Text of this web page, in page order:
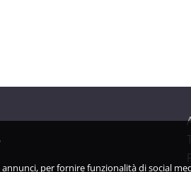
per fornire funzionalità di social